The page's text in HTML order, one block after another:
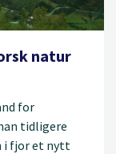
natur
for
tidligere
i fjor et nytt